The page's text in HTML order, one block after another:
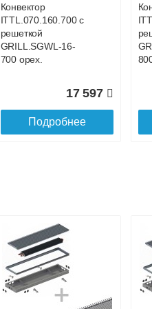
Конвектор
ITTL.070.160.700 с
решеткой
GRILL.SGWL-16-
700 орех.
17 597
Подробнее
Конвектор
ITTL.070.160.1200